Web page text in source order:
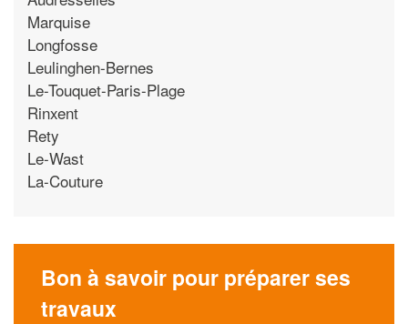
Marquise
Longfosse
Leulinghen-Bernes
Le-Touquet-Paris-Plage
Rinxent
Rety
Le-Wast
La-Couture
Bon à savoir pour préparer ses
travaux